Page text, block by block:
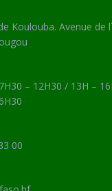
Koulouba. Avenue de
– 12H30 / 13H –
00